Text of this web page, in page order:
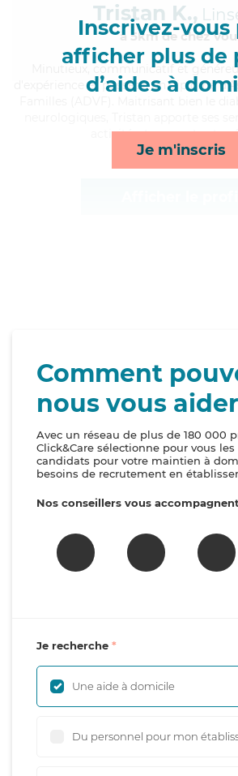
Inscrivez-vous
afficher plus de
d’aides à
Je m'inscris
Tristan K.,
à 5km de chez
, communicatif et
d'expérience et possède un diplôme
activités, transports et
Comment
nous vous
Avec un réseau de plus de 180 000
Click&Care sélectionne pour vous
candidats pour votre maintien à
besoins de recrutement en
Nos conseillers vous
Je recherche
Une aide à domicile
Du personnel pour mon